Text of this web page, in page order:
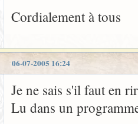
Cordialement à tous
06-07-2005 16:24
Je ne sais s'il faut en
Lu dans un